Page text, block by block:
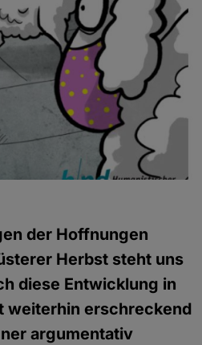
der Hoffnungen
Herbst steht uns
diese Entwicklung in
weiterhin erschreckend
argumentativ